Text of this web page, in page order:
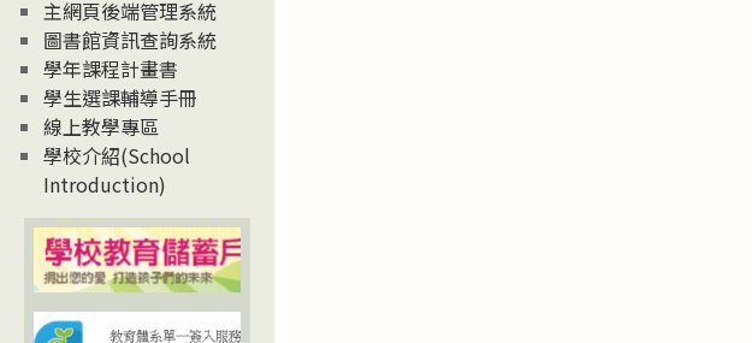
主網頁後端管理系統
圖書館資訊查詢系統
學年課程計畫書
學生選課輔導手冊
線上教學專區
學校介紹(School
Introduction)